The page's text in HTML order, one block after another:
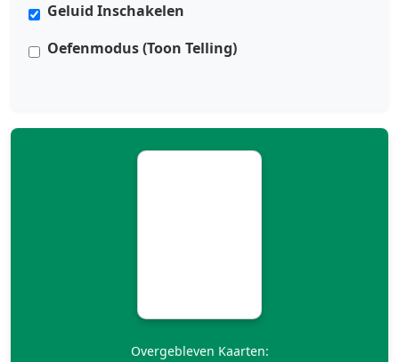
Geluid Inschakelen
Oefenmodus (Toon Telling)
Overgebleven Kaarten: